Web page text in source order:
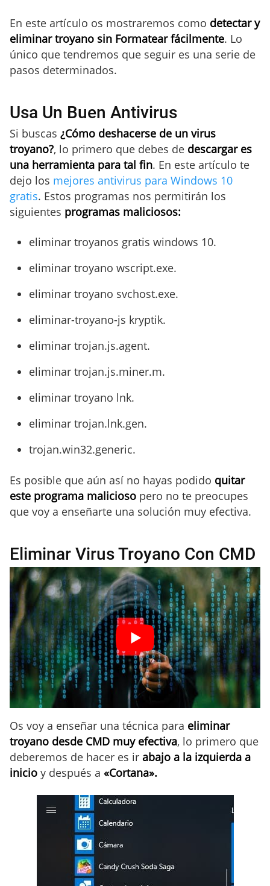
En este artículo os mostraremos como detectar y
eliminar troyano sin Formatear fácilmente. Lo
único que tendremos que seguir es una serie de
pasos determinados.
Usa Un Buen Antivirus
Si buscas ¿Cómo deshacerse de un virus
troyano?, lo primero que debes de descargar es
una herramienta para tal fin. En este artículo te
dejo los mejores antivirus para Windows 10
gratis. Estos programas nos permitirán los
siguientes programas maliciosos:
eliminar troyanos gratis windows 10.
eliminar troyano wscript.exe.
eliminar troyano svchost.exe.
eliminar-troyano-js kryptik.
eliminar trojan.js.agent.
eliminar trojan.js.miner.m.
eliminar troyano lnk.
eliminar trojan.lnk.gen.
trojan.win32.generic.
Es posible que aún así no hayas podido quitar
este programa malicioso pero no te preocupes
que voy a enseñarte una solución muy efectiva.
Eliminar Virus Troyano Con CMD
Os voy a enseñar una técnica para eliminar
troyano desde CMD muy efectiva, lo primero que
deberemos de hacer es ir abajo a la izquierda a
inicio y después a «Cortana».